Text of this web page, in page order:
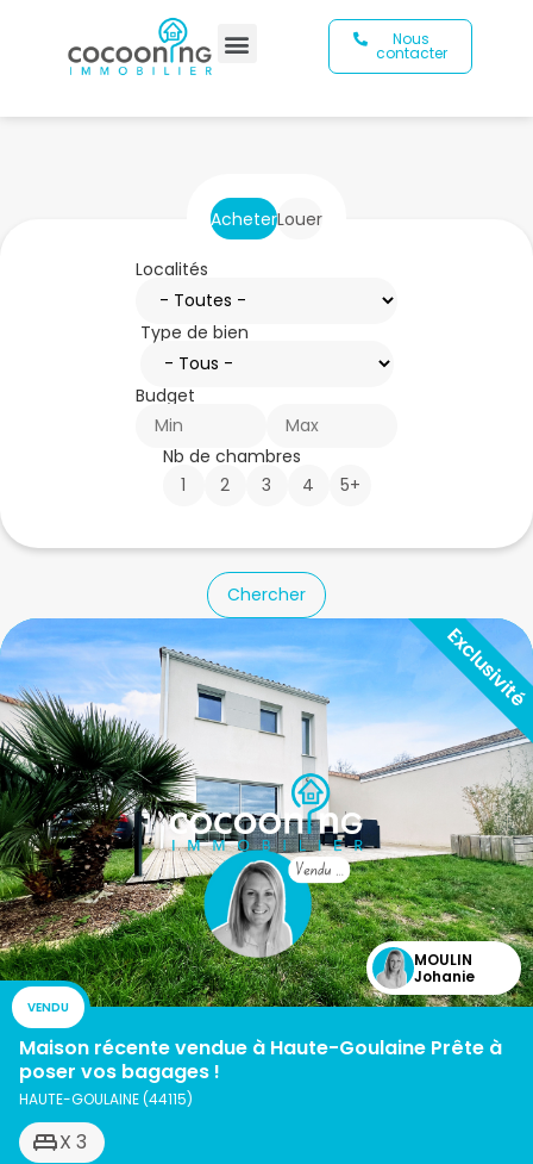
Nous
contacter
AcheterLouer
Localités
Type de bien
Budget
Nb de chambres
1
2 3 4 5+
Chercher
Maison récente vendue à Haute-Goulaine Prête à
poser vos bagages !
HAUTE-GOULAINE (44115)
X 3
VENDU
MOULIN
Johanie